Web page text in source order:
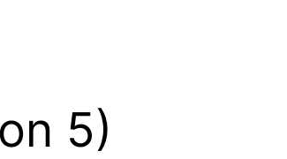
5)